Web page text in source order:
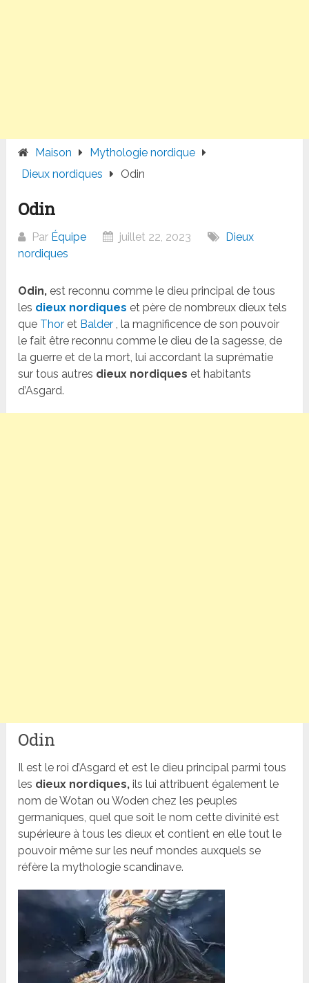
Maison
Mythologie nordique
Dieux nordiques
Odin
Odin
Par Équipe juillet 22, 2023
Dieux
nordiques
Odin, est reconnu comme le dieu principal de tous
les dieux nordiques et père de nombreux dieux tels
que Thor et Balder , la magnificence de son pouvoir
le fait être reconnu comme le dieu de la sagesse, de
la guerre et de la mort, lui accordant la suprématie
sur tous autres dieux nordiques et habitants
d’Asgard.
Odin
Il est le roi d’Asgard et est le dieu principal parmi tous
les dieux nordiques, ils lui attribuent également le
nom de Wotan ou Woden chez les peuples
germaniques, quel que soit le nom cette divinité est
supérieure à tous les dieux et contient en elle tout le
pouvoir même sur les neuf mondes auxquels se
réfère la mythologie scandinave.